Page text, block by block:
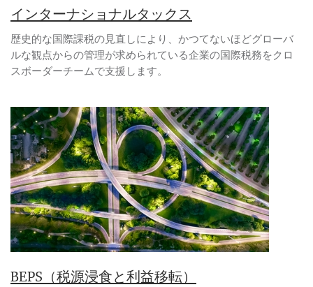
インターナショナルタックス
歴史的な国際課税の見直しにより、かつてないほどグローバ
ルな観点からの管理が求められている企業の国際税務をクロ
スボーダーチームで支援します。
BEPS（税源浸食と利益移転）